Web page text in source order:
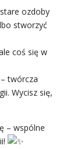
ozdoby
stworzyć
coś się w
twórcza
Wycisz się,
– wspólne